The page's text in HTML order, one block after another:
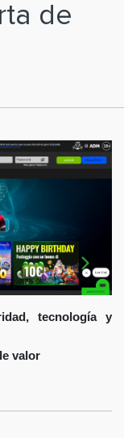
de
tecnología y
valor